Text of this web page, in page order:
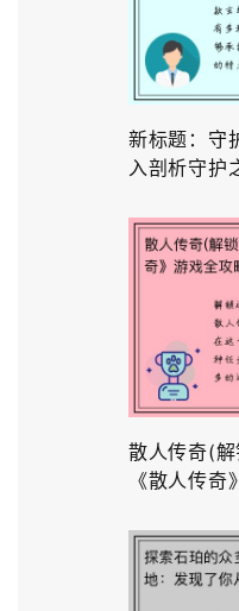
新标题：守
入剖析守护
散人传奇(
《散人传奇